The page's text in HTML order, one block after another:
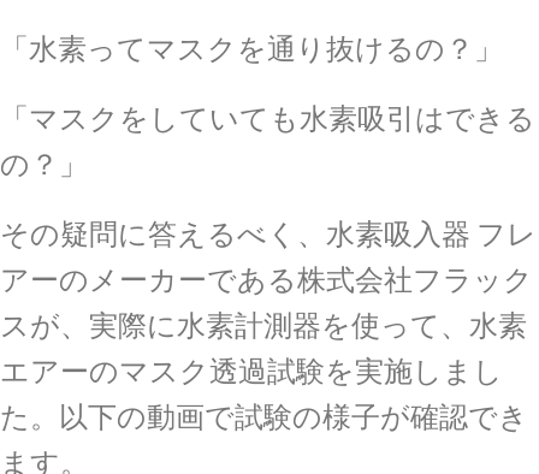
「水素ってマスクを通り抜けるの？」
「マスクをしていても水素吸引はできる
の？」
その疑問に答えるべく、水素吸入器 フレ
アーのメーカーである株式会社フラック
スが、実際に水素計測器を使って、水素
エアーのマスク透過試験を実施しまし
た。以下の動画で試験の様子が確認でき
ます。